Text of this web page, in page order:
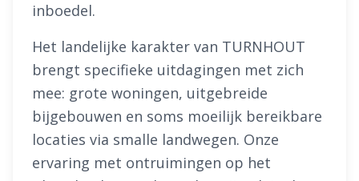
inboedel.
Het landelijke karakter van TURNHOUT
brengt specifieke uitdagingen met zich
mee: grote woningen, uitgebreide
bijgebouwen en soms moeilijk bereikbare
locaties via smalle landwegen. Onze
ervaring met ontruimingen op het